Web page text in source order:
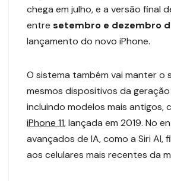
chega em julho, e a versão final
entre setembro e dezembro
lançamento do novo iPhone.
O sistema também vai manter o
mesmos dispositivos da
incluindo modelos mais antigos,
iPhone 11, lançada em 2019. No
avançados de IA, como a Siri AI,
aos celulares mais recentes da